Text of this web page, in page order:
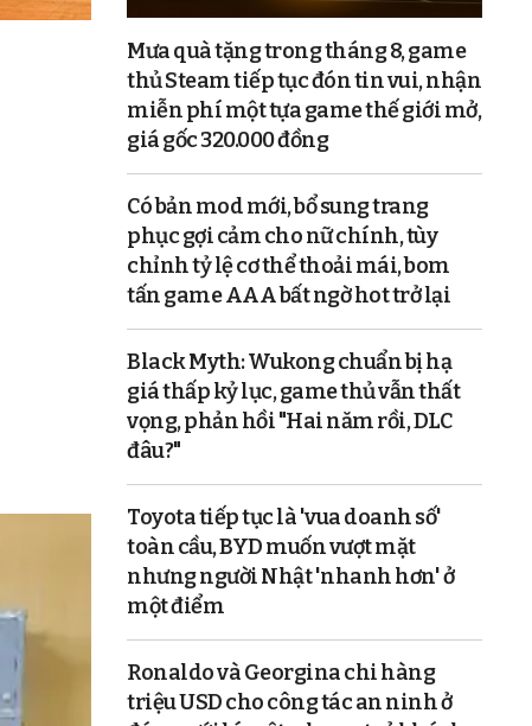
Mưa quà tặng trong tháng 8, game
thủ Steam tiếp tục đón tin vui, nhận
miễn phí một tựa game thế giới mở,
giá gốc 320.000 đồng
Có bản mod mới, bổ sung trang
phục gợi cảm cho nữ chính, tùy
chỉnh tỷ lệ cơ thể thoải mái, bom
tấn game AAA bất ngờ hot trở lại
Black Myth: Wukong chuẩn bị hạ
giá thấp kỷ lục, game thủ vẫn thất
vọng, phản hồi "Hai năm rồi, DLC
đâu?"
Toyota tiếp tục là 'vua doanh số'
toàn cầu, BYD muốn vượt mặt
nhưng người Nhật 'nhanh hơn' ở
một điểm
Ronaldo và Georgina chi hàng
triệu USD cho công tác an ninh ở